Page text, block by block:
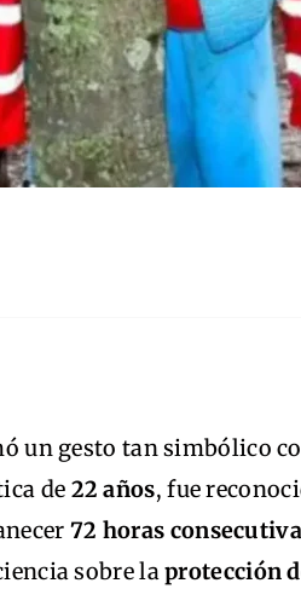
un gesto tan simbólico
de 22 años, fue
72 horas
sobre laprotección